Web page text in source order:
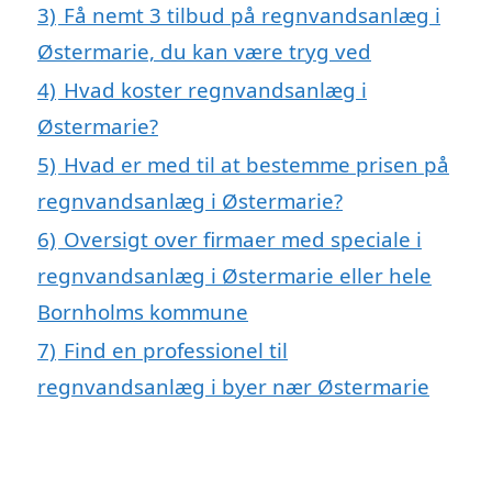
3) Få nemt 3 tilbud på regnvandsanlæg i
Østermarie, du kan være tryg ved
4) Hvad koster regnvandsanlæg i
Østermarie?
5) Hvad er med til at bestemme prisen på
regnvandsanlæg i Østermarie?
6) Oversigt over firmaer med speciale i
regnvandsanlæg i Østermarie eller hele
Bornholms kommune
7) Find en professionel til
regnvandsanlæg i byer nær Østermarie